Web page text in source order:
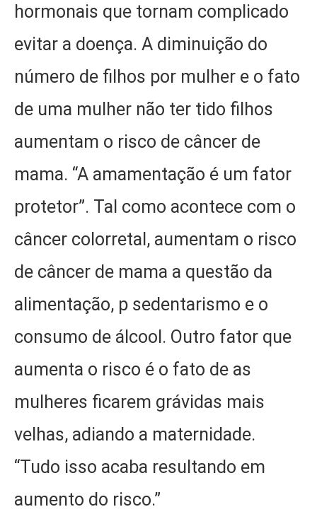
hormonais que tornam complicado
evitar a doença. A diminuição do
número de filhos por mulher e o fato
de uma mulher não ter tido filhos
aumentam o risco de câncer de
mama. “A amamentação é um fator
protetor”. Tal como acontece com o
câncer colorretal, aumentam o risco
de câncer de mama a questão da
alimentação, p sedentarismo e o
consumo de álcool. Outro fator que
aumenta o risco é o fato de as
mulheres ficarem grávidas mais
velhas, adiando a maternidade.
“Tudo isso acaba resultando em
aumento do risco.”